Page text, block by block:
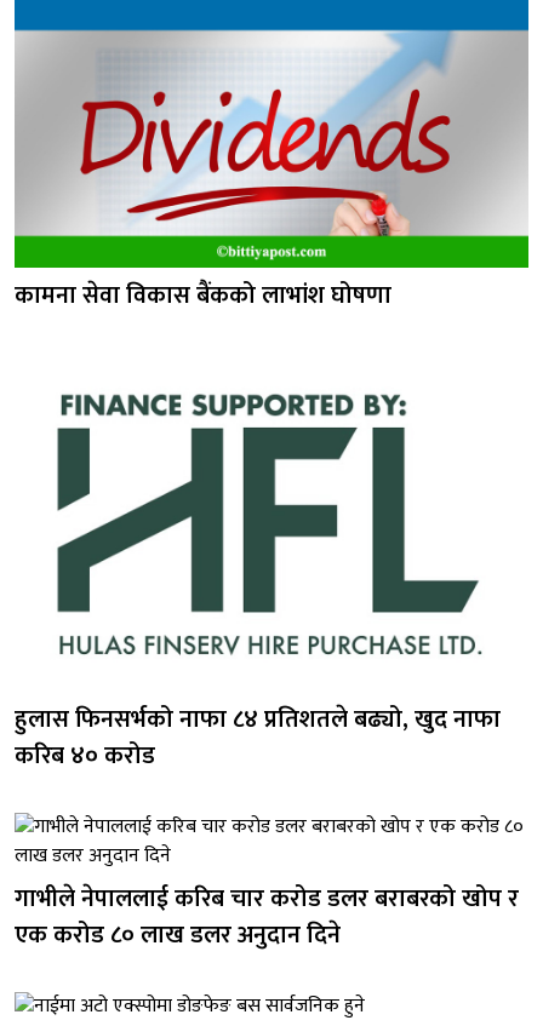
कामना सेवा विकास बैंकको लाभांश घोषणा
हुलास फिनसर्भको नाफा ८४ प्रतिशतले बढ्यो, खुद नाफा
करिब ४० करोड
गाभीले नेपाललाई करिब चार करोड डलर बराबरको खोप र
एक करोड ८० लाख डलर अनुदान दिने